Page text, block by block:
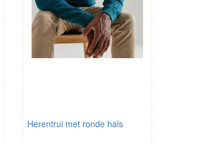
Herentrui met ronde hals